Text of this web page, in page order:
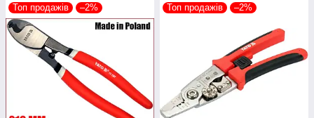
Топ продажів –2% Топ продажів –2%